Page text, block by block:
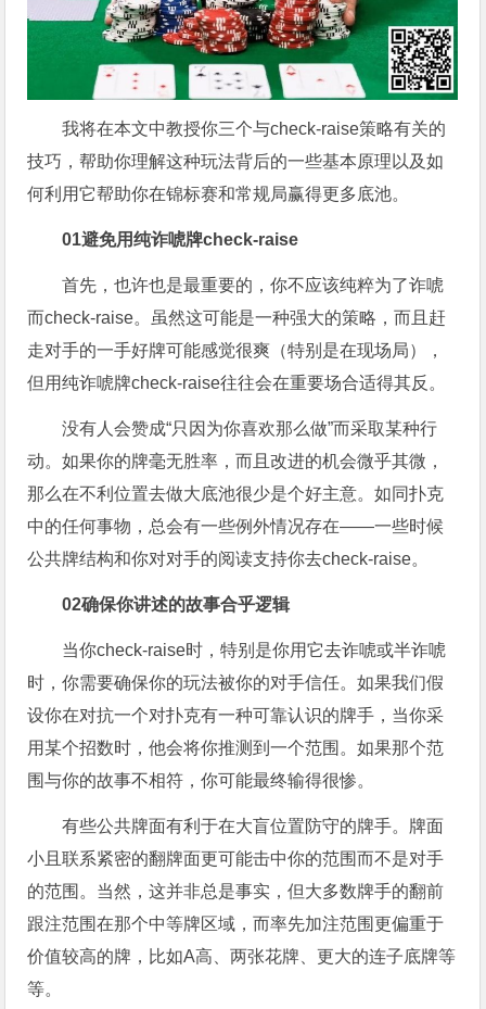
我将在本文中教授你三个与check-raise策略有关的
技巧，帮助你理解这种玩法背后的一些基本原理以及如
何利用它帮助你在锦标赛和常规局赢得更多底池。
01避免用纯诈唬牌check-raise
首先，也许也是最重要的，你不应该纯粹为了诈唬
而check-raise。虽然这可能是一种强大的策略，而且赶
走对手的一手好牌可能感觉很爽（特别是在现场局），
但用纯诈唬牌check-raise往往会在重要场合适得其反。
没有人会赞成“只因为你喜欢那么做”而采取某种行
动。如果你的牌毫无胜率，而且改进的机会微乎其微，
那么在不利位置去做大底池很少是个好主意。如同扑克
中的任何事物，总会有一些例外情况存在——一些时候
公共牌结构和你对对手的阅读支持你去check-raise。
02确保你讲述的故事合乎逻辑
当你check-raise时，特别是你用它去诈唬或半诈唬
时，你需要确保你的玩法被你的对手信任。如果我们假
设你在对抗一个对扑克有一种可靠认识的牌手，当你采
用某个招数时，他会将你推测到一个范围。如果那个范
围与你的故事不相符，你可能最终输得很惨。
有些公共牌面有利于在大盲位置防守的牌手。牌面
小且联系紧密的翻牌面更可能击中你的范围而不是对手
的范围。当然，这并非总是事实，但大多数牌手的翻前
跟注范围在那个中等牌区域，而率先加注范围更偏重于
价值较高的牌，比如A高、两张花牌、更大的连子底牌等
等。